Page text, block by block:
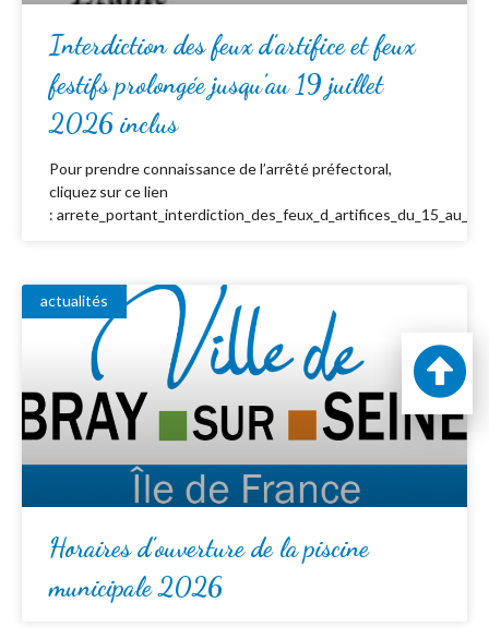
Interdiction des feux d’artifice et feux
festifs prolongée jusqu’au 19 juillet
2026 inclus
Pour prendre connaissance de l’arrêté préfectoral,
cliquez sur ce lien
:
actualités
Horaires d’ouverture de la piscine
municipale 2026